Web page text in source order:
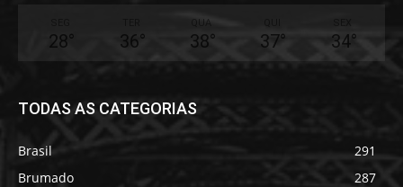
28° 36°
QUA
38° 37° 34°
TODAS AS CATEGORIAS
Brasil
291
Brumado
287